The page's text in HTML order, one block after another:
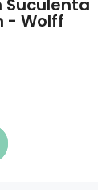
- Wolff